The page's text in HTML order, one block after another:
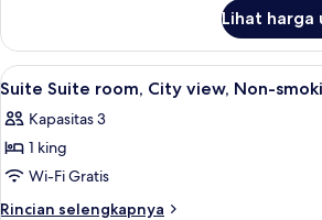
view,
Non-
smoking
(Loft
Suite)
Suite
Suite
room,
view,
Non-
(Loft
Suite)
Lihat harga
Lihat
semua
foto
untuk
Suite
Suite
Seprai
6
Suite Suite room, City view, Non-
Kapasitas 3
1 king
Wi-Fi Gratis
Rincian selengkapnya
Rincian